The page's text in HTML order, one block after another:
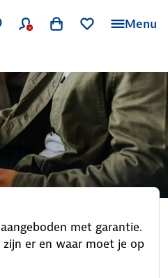
Menu
met garantie.
er en waar moet je op